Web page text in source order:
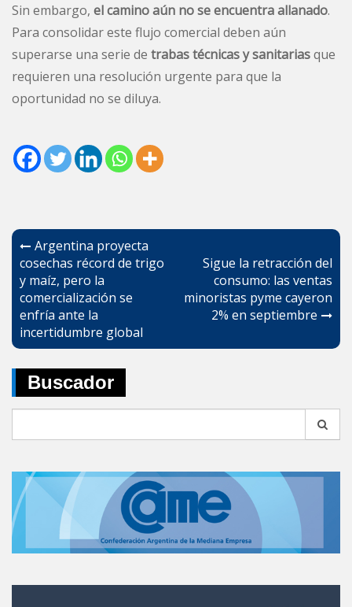
Sin embargo, el camino aún no se encuentra allanado.
Para consolidar este flujo comercial deben aún
superarse una serie de trabas técnicas y sanitariasque
requieren una resolución urgente para que la
oportunidad no se diluya.
Navegación
de
entradas
Argentina proyecta
cosechas récord de trigo
y maíz, pero la
comercialización se
enfría ante la
incertidumbre global
Sigue la retracción del
consumo: las ventas
minoristas pyme cayeron
2% en septiembre
Buscador